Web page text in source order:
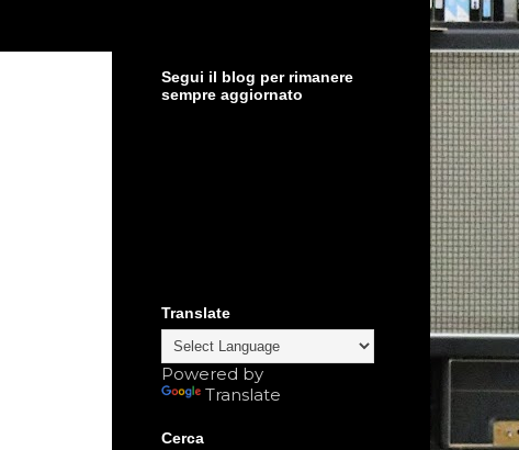
Segui il blog per rimanere
sempre aggiornato
Translate
Powered by
Translate
Cerca